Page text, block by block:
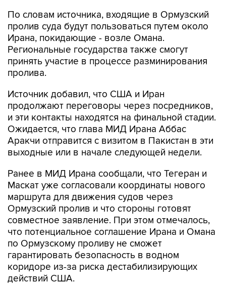
По словам источника, входящие в Ормузский
пролив суда будут пользоваться путем около
Ирана, покидающие - возле Омана.
Региональные государства также смогут
принять участие в процессе разминирования
пролива.
Источник добавил, что США и Иран
продолжают переговоры через посредников,
и эти контакты находятся на финальной стадии.
Ожидается, что глава МИД Ирана Аббас
Аракчи отправится с визитом в Пакистан в эти
выходные или в начале следующей недели.
Ранее в МИД Ирана сообщали, что Тегеран и
Маскат уже согласовали координаты нового
маршрута для движения судов через
Ормузский пролив и что стороны готовят
совместное заявление. При этом отмечалось,
что потенциальное соглашение Ирана и Омана
по Ормузскому проливу не сможет
гарантировать безопасность в водном
коридоре из-за риска дестабилизирующих
действий США.